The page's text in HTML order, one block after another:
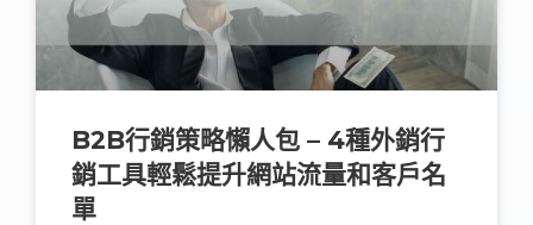
B2B行銷策略懶人包 – 4種外銷行
銷工具輕鬆提升網站流量和客戶名
單